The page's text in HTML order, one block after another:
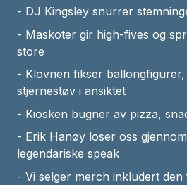
- DJ Kingsley snurrer
- Maskoter gir high-fives og
store
- Klovnen fikser
stjernestøv i ansiktet
- Kiosken bugner av pizza,
- Erik Hanøy loser oss
legendariske speak
- Vi selger merch inkludert den